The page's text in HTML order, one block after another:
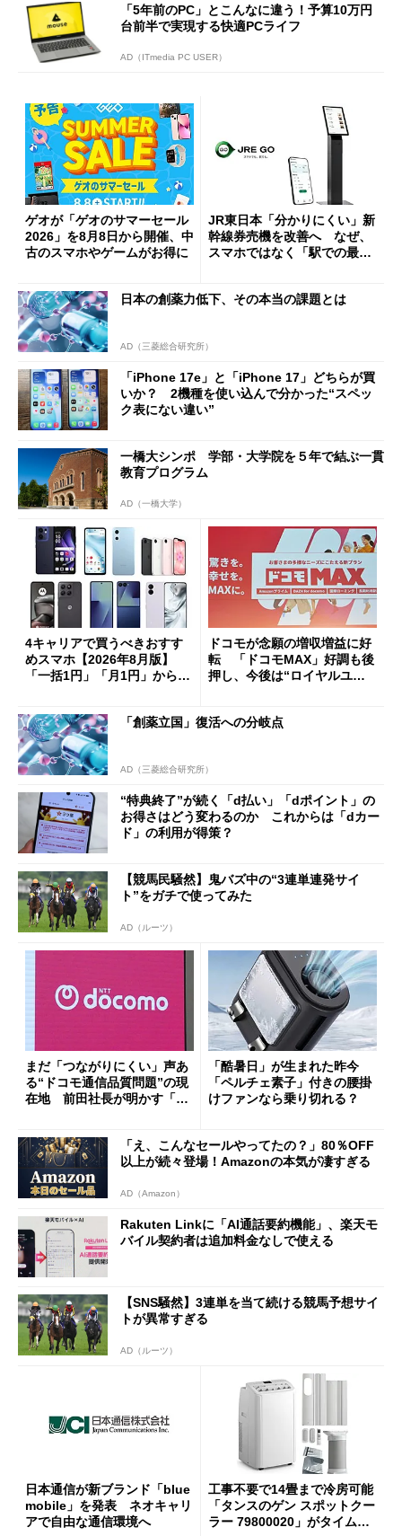
「5年前のPC」とこんなに違う！予算10万円
台前半で実現する快適PCライフ
AD（ITmedia PC USER）
ゲオが「ゲオのサマーセール
2026」を8月8日から開催、中
古のスマホやゲームがお得に
JR東日本「分かりにくい」新
幹線券売機を改善へ なぜ、
スマホではなく「駅での最短
日本の創薬力低下、その本当の課題とは
AD（三菱総合研究所）
「iPhone 17e」と「iPhone 17」どちらが買
いか？ 2機種を使い込んで分かった“スペッ
ク表にない違い”
一橋大シンポ 学部・大学院を５年で結ぶ一貫
教育プログラム
AD（一橋大学）
4キャリアで買うべきおすす
めスマホ【2026年8月版】
「一括1円」「月1円」からお
ドコモが念願の増収増益に好
転 「ドコモMAX」好調も後
押し、今後は“ロイヤルユー
「創薬立国」復活への分岐点
AD（三菱総合研究所）
“特典終了”が続く「d払い」「dポイント」の
お得さはどう変わるのか これからは「dカー
ド」の利用が得策？
【競馬民騒然】鬼バズ中の“3連単連発サイ
ト”をガチで使ってみた
AD（ルーツ）
まだ「つながりにくい」声あ
る“ドコモ通信品質問題”の現
在地 前田社長が明かす「道
「酷暑日」が生まれた昨今
「ペルチェ素子」付きの腰掛
けファンなら乗り切れる？
「え、こんなセールやってたの？」80％OFF
以上が続々登場！Amazonの本気が凄すぎる
AD（Amazon）
Rakuten Linkに「AI通話要約機能」、楽天モ
バイル契約者は追加料金なしで使える
【SNS騒然】3連単を当て続ける競馬予想サイ
トが異常すぎる
AD（ルーツ）
日本通信が新ブランド「blue
mobile」を発表 ネオキャリ
アで自由な通信環境へ
工事不要で14畳まで冷房可能
「タンスのゲン スポットクー
ラー 79800020」がタイムセ